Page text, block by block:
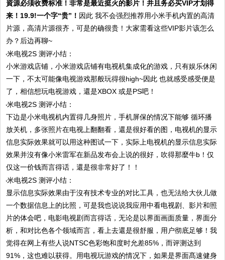
資源必须收费标准！非常是最近挺火的影片！并且务必买VIP才划得
来！19.9!一个字“贵”！ 因此 我不会强烈推荐用小米手机内置的高清
片源，高清片源很齐，可是的确很贵！大家需看这些VIP影片该怎么
办？后边再聊~
小米游戏店铺，小米游戏店铺有电视机集成化的游戏，只有娱乐休闲
一下，不太可能像电视游戏那般玩得很high~因此 也就感受感受便是
了，相信想玩电视游戏，還是XBOX 或是PS吧！
下边是小米电视机内置得几身照片，手机屏保的情况下能够 循环播
放关机，多张照片在电视上翻翻看，還是很好看的图，电视机的显示
信息实际效果就可以用这种图试一下，实际上电视机的显示信息实际
效果并沒有像小米雷军在新品发布会上说的很好，吹得那麼牛b！仅
仅这一价钱而言得话，還是很非常好了！！
显示信息实际效果由于沒有技术专业的对比工具，也无法给大伙儿做
一个数据信息上的比照，可是我也说说我应用中看电视剧、影片和照
片的体会吧，电影电视剧而言得话，无论是以界面画面质量，界面分
析，和对比色各个领域而言，看上去還是很舒服，用户彻底足够！我
觉得在网上有些人说NTSC色彩饱和度时允差85%，而评测达到
91%，这也难以获得。用电视玩游戏的情况下，如果是界面髙速健身